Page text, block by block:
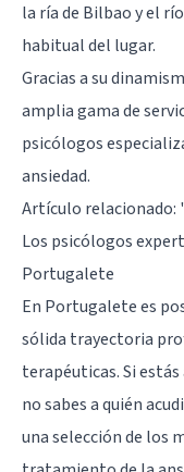
la ría de Bilbao y el
habitual del lugar.
Gracias a su
amplia gama de
psicólogos
ansiedad.
Artículo relacionado:
Los psicólogos
Portugalete
En Portugalete es
sólida trayectoria
terapéuticas. Si
no sabes a quién
una selección de los